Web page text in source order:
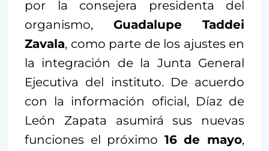
por la consejera presidenta del
organismo, Guadalupe Taddei
Zavala, como parte de los ajustes en
la integración de la Junta General
Ejecutiva del instituto. De acuerdo
con la información oficial, Díaz de
León Zapata asumirá sus nuevas
funciones el próximo 16 de mayo,